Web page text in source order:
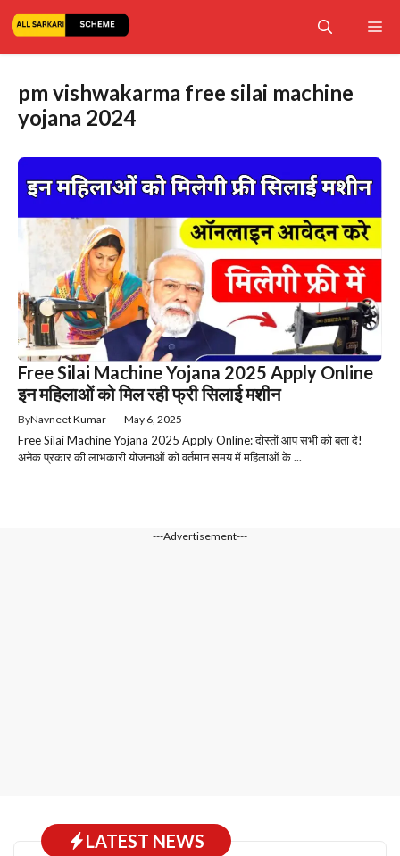
pm vishwakarma free silai machine
yojana 2024
Free Silai Machine Yojana 2025 Apply Online
इन महिलाओं को मिल रही फ्री सिलाई मशीन
ByNavneet Kumar — May 6, 2025
Free Silai Machine Yojana 2025 Apply Online: दोस्तों आप सभी को बता दे!
अनेक प्रकार की लाभकारी योजनाओं को वर्तमान समय में महिलाओं के ...
---Advertisement---
LATEST NEWS